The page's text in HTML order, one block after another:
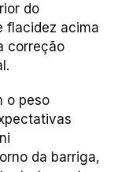
do
flacidez acima
correção
o peso
da barriga,